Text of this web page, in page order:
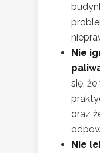
Nie
się,
oraz
Nie